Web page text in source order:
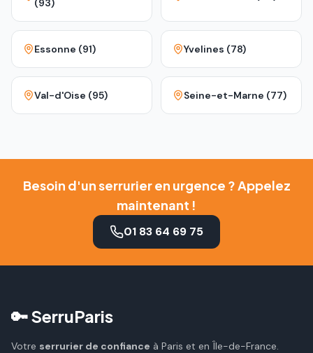
(93)
Essonne (91) Yvelines (78)
Val-d'Oise (95) Seine-et-Marne (77)
Besoin d'un serrurier en urgence ? Appelez
maintenant !
01 83 64 69 75
🔑 SerruParis
Votre serrurier de confiance à Paris et en Île-de-France.